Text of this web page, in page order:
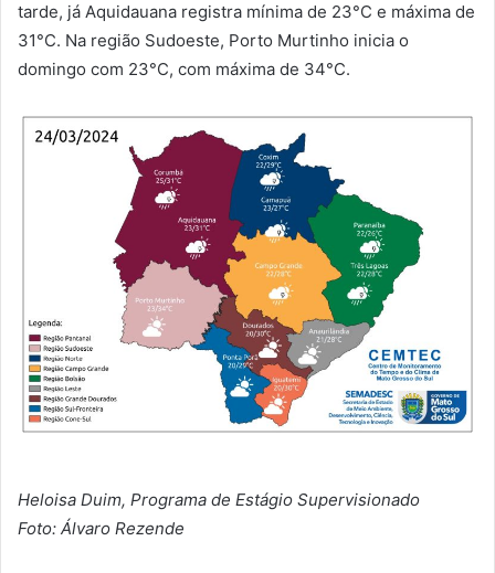
tarde, já Aquidauana registra mínima de 23°C e máxima de
31°C. Na região Sudoeste, Porto Murtinho inicia o
domingo com 23°C, com máxima de 34°C.
Heloisa Duim, Programa de Estágio Supervisionado
Foto: Álvaro Rezende